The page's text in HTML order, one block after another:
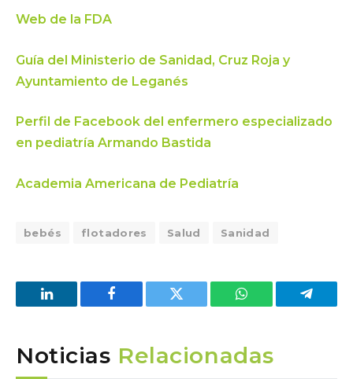
Web de la FDA
Guía del Ministerio de Sanidad, Cruz Roja y
Ayuntamiento de Leganés
Perfil de Facebook del enfermero especializado
en pediatría Armando Bastida
Academia Americana de Pediatría
bebés flotadores Salud Sanidad
LinkedIn Facebook Twitter WhatsApp
Noticias Relacionadas